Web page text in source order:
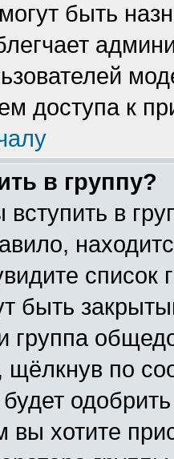
быть
доступа к
в группу?
вступить в
список
быть
группа
щёлкнув по
вы хотите